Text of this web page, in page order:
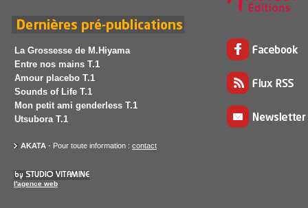
La Grossesse de M.Hiyama
Entre nos mains T.1
Amour placebo T.1
Sounds of Life T.1
Mon petit ami genderless T.1
Utsubora T.1
AKATA - Pour toute information : contact
l'agence web